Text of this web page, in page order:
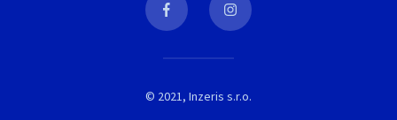
© 2021, Inzeris s.r.o.